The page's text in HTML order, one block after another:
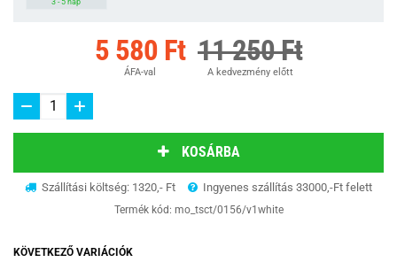
5 580 Ft
ÁFA-val
11 250 Ft
A kedvezmény előtt
KOSÁRBA
Szállítási költség: 1320,- Ft Ingyenes szállítás 33000,-Ft felett
Termék kód: mo_tsct/0156/v1white
KÖVETKEZŐ VARIÁCIÓK